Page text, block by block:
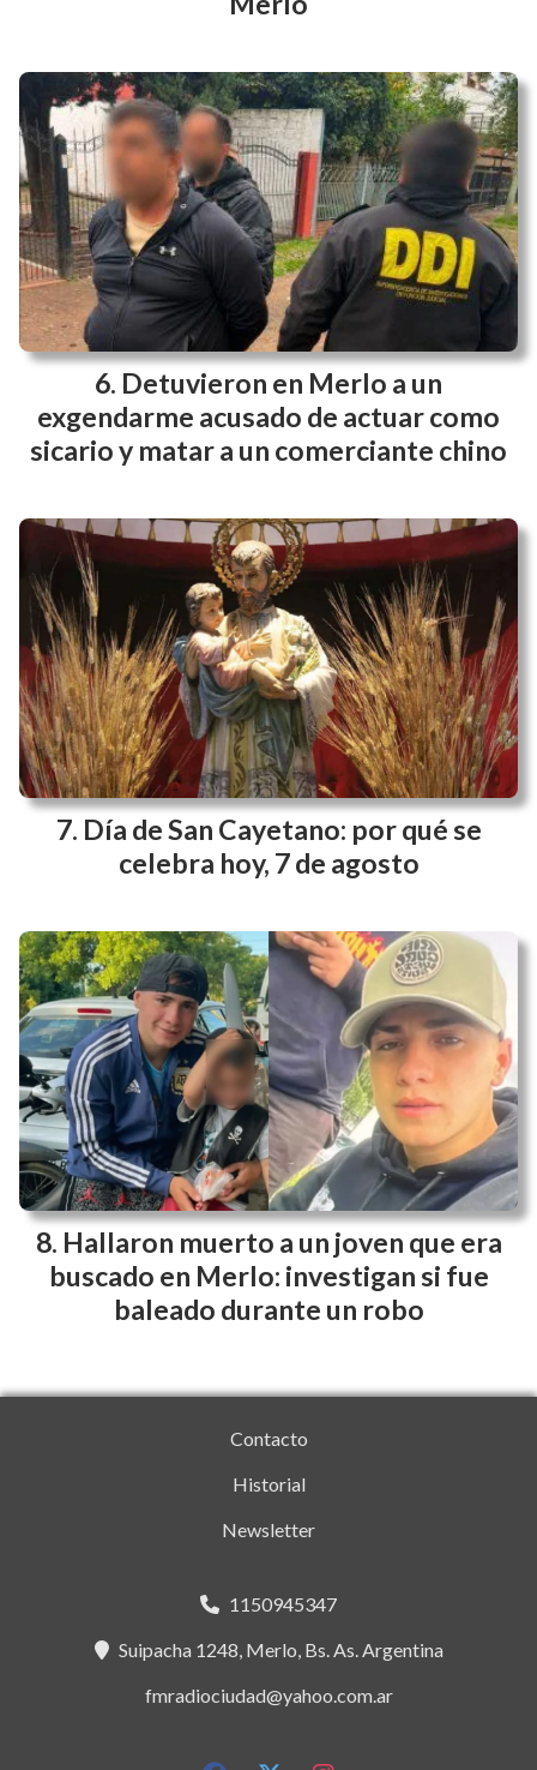
Detuvieron en Merlo a un
exgendarme acusado de actuar como
sicario y matar a un comerciante chino
Día de San Cayetano: por qué se
celebra hoy, 7 de agosto
Hallaron muerto a un joven que era
buscado en Merlo: investigan si fue
baleado durante un robo
Contacto
Historial
Newsletter
1150945347
Suipacha 1248, Merlo, Bs. As. Argentina
fmradiociudad@yahoo.com.ar